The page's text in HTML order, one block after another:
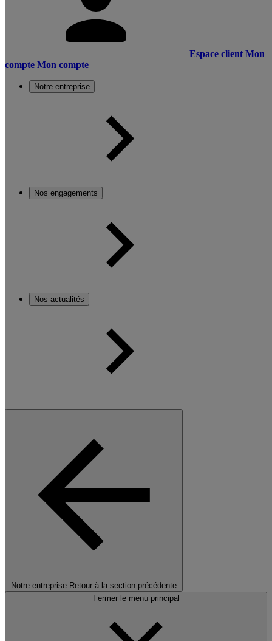
Espace client Mon
compte Mon compte
Notre entreprise
Nos engagements
Nos actualités
Notre entreprise Retour à la section précédente
Fermer le menu principal